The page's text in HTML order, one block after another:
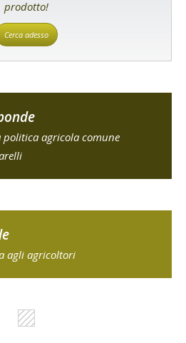
prodotto!
Cerca adesso
agricola comune
agli agricoltori